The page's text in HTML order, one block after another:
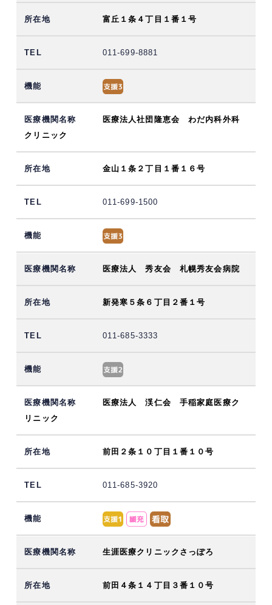
富丘１条４丁目１番１号
011-699-8881
医療法人社団隆恵会 わだ内科外科
クリニック
金山１条２丁目１番１６号
011-699-1500
医療法人 秀友会 札幌秀友会病院
新発寒５条６丁目２番１号
011-685-3333
医療法人 渓仁会 手稲家庭医療ク
リニック
前田２条１０丁目１番１０号
011-685-3920
生涯医療クリニックさっぽろ
前田４条１４丁目３番１０号